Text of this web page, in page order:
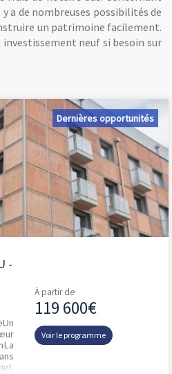
a de nombreuses possibilités de
un patrimoine facilement.
neuf si besoin sur
Dernières opportunités
-
À partir de
119 600€
Voir le programme